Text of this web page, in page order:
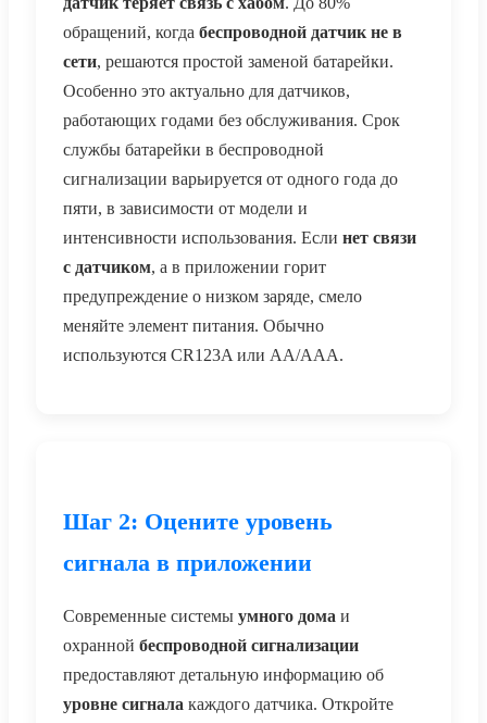
обращений, когда беспроводной датчик не в
сети, решаются простой заменой батарейки.
Особенно это актуально для датчиков,
работающих годами без обслуживания. Срок
службы батарейки в беспроводной
сигнализации варьируется от одного года до
пяти, в зависимости от модели и
интенсивности использования. Если нет связи
с датчиком, а в приложении горит
предупреждение о низком заряде, смело
меняйте элемент питания. Обычно
используются CR123A или AA/AAA.
Шаг 2: Оцените уровень
сигнала в приложении
Современные системы умного дома и
охранной беспроводной сигнализации
предоставляют детальную информацию об
уровне сигнала каждого датчика. Откройте